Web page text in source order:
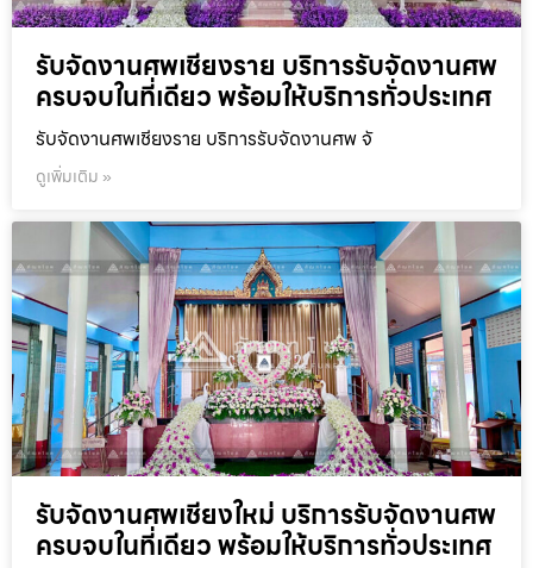
รับจัดงานศพเชียงราย บริการรับจัดงานศพ
ครบจบในที่เดียว พร้อมให้บริการทั่วประเทศ
รับจัดงานศพเชียงราย บริการรับจัดงานศพ จั
ดูเพิ่มเติม »
รับจัดงานศพเชียงใหม่ บริการรับจัดงานศพ
ครบจบในที่เดียว พร้อมให้บริการทั่วประเทศ